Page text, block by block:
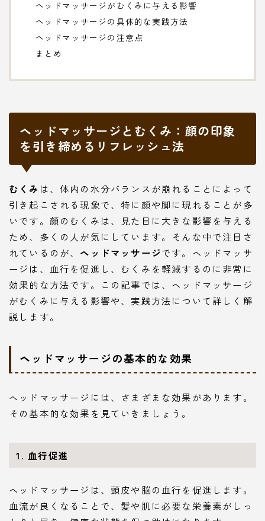
ヘッドマッサージがむくみに与える影響
ヘッドマッサージの具体的な実践方法
ヘッドマッサージの注意点
まとめ
ヘッドマッサージとむくみ：顔の印象
を引き締めるリフレッシュ法
むくみ は、体内の水分バランスが崩れることによって
引き起こされる現象で、特に顔や脚に現れることが多
いです。顔のむくみは、見た目に大きな影響を与える
ため、多くの人が気にしています。そんな中で注目さ
れているのが、 ヘッドマッサージです。ヘッドマッサ
ージは、血行を促進し、むくみを軽減するのに非常に
効果的な方法です。この記事では、ヘッドマッサージ
がむくみに与える影響や、実践方法について詳しく解
説します。
ヘッドマッサージの基本的な効果
ヘッドマッサージには、さまざまな効果があります。
その基本的な効果を見ていきましょう。
1. 血行促進
ヘッドマッサージは、頭皮や脳の血行を促進します。
血流が良くなることで、髪や肌に必要な栄養素がしっ